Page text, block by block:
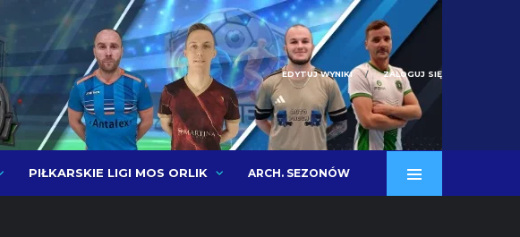
EDYTUJ WYNIKI ZALOGUJ SIĘ
PIŁKARSKIE LIGI MOS ORLIK ARCH. SEZONÓW